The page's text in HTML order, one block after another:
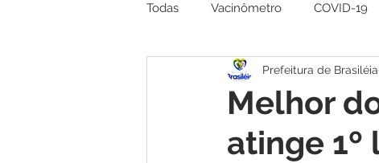
Todas Vacinômetro COVID-19
Cultura, Festa e Esporte No
Institucional e Governo
Melhor
atinge 1º
Prefeitura de Brasiléia